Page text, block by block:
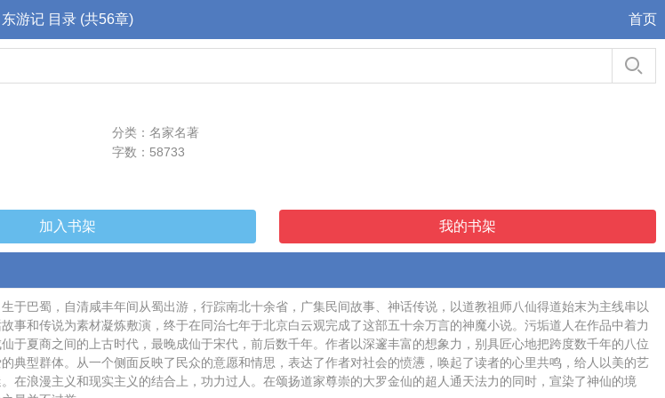
东游记 目录 (共56章) 首页
分类：名家名著
字数：58733
加入书架 我的书架
巴蜀，自清咸丰年间从蜀出游，行踪南北十余省，广集民间故事、神话传说，以道教祖师八仙得道始末为主线串以
和传说为素材凝炼敷演，终于在同治七年于北京白云观完成了这部五十余万言的神魔小说。污垢道人在作品中着力
夏商之间的上古时代，最晚成仙于宋代，前后数千年。作者以深邃丰富的想象力，别具匠心地把跨度数千年的八位
型群体。从一个侧面反映了民众的意愿和情思，表达了作者对社会的愤懑，唤起了读者的心里共鸣，给人以美的艺
浪漫主义和现实主义的结合上，功力过人。在颂扬道家尊崇的大罗金仙的超人通天法力的同时，宣染了神仙的境